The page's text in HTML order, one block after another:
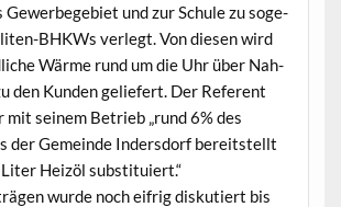
Gewer­bege­bi­et und zur Schule zu soge­
BHK­Ws ver­legt. Von diesen wird
Wärme rund um die Uhr über Nah­
den Kun­den geliefert. Der Ref­er­ent
mit seinem Betrieb „rund 6% des
der Gemeinde Inder­s­dorf bere­it­stellt
Heizöl substituiert.“
wurde noch eifrig disku­tiert bis